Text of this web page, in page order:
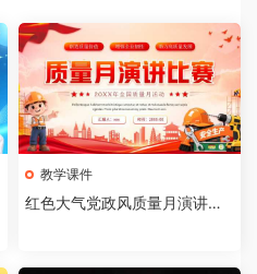
教学课件
红色大气党政风质量月演讲比